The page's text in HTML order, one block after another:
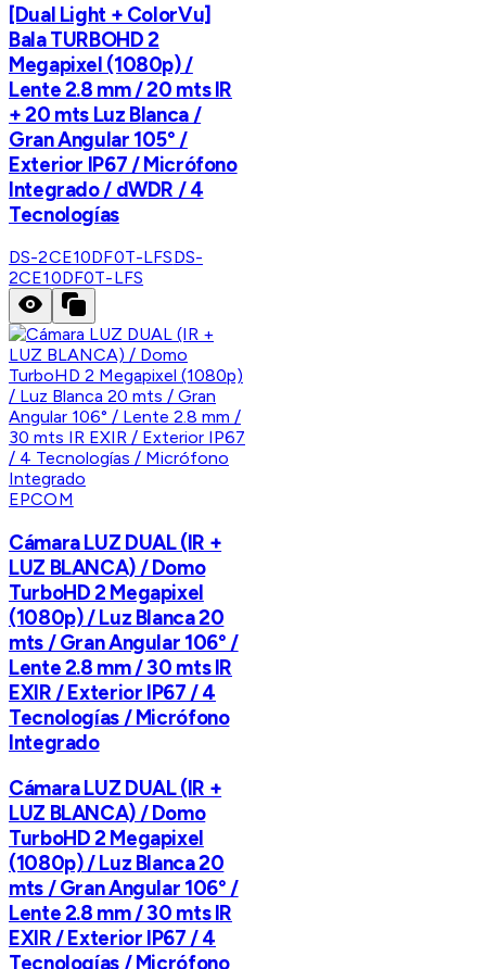
[Dual Light + ColorVu]
Bala TURBOHD 2
Megapixel (1080p) /
Lente 2.8 mm / 20 mts IR
+ 20 mts Luz Blanca /
Gran Angular 105° /
Exterior IP67 / Micrófono
Integrado / dWDR / 4
Tecnologías
DS-2CE10DF0T-LFSDS-
2CE10DF0T-LFS
EPCOM
Cámara LUZ DUAL (IR +
LUZ BLANCA) / Domo
TurboHD 2 Megapixel
(1080p) / Luz Blanca 20
mts / Gran Angular 106° /
Lente 2.8 mm / 30 mts IR
EXIR / Exterior IP67 / 4
Tecnologías / Micrófono
Integrado
Cámara LUZ DUAL (IR +
LUZ BLANCA) / Domo
TurboHD 2 Megapixel
(1080p) / Luz Blanca 20
mts / Gran Angular 106° /
Lente 2.8 mm / 30 mts IR
EXIR / Exterior IP67 / 4
Tecnologías / Micrófono